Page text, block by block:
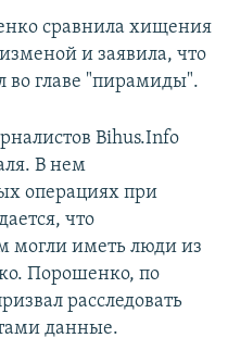
сравнила хищения
и заявила, что
во главе "пирамиды".
Bihus.Info
В нем
операциях при
что
могли иметь люди из
Порошенко, по
расследовать
данные.